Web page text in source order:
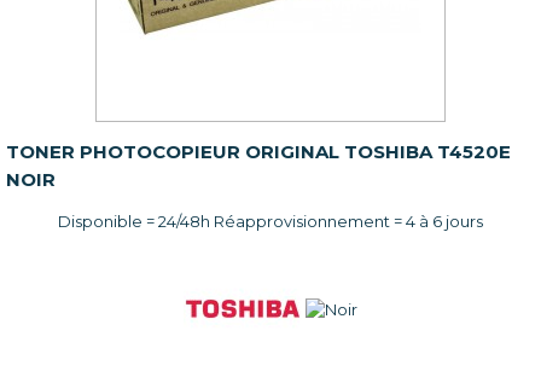
TONER PHOTOCOPIEUR ORIGINAL TOSHIBA T4520E
NOIR
Disponible = 24/48h Réapprovisionnement = 4 à 6 jours